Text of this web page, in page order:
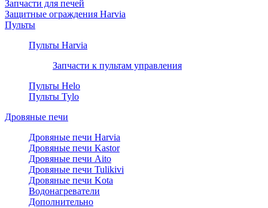
Запчасти для печей
Защитные ограждения Harvia
Пульты
Пульты Harvia
Запчасти к пультам управления
Пульты Helo
Пульты Tylo
Дровяные печи
Дровяные печи Harvia
Дровяные печи Kastor
Дровяные печи Aito
Дровяные печи Tulikivi
Дровяные печи Kota
Водонагреватели
Дополнительно